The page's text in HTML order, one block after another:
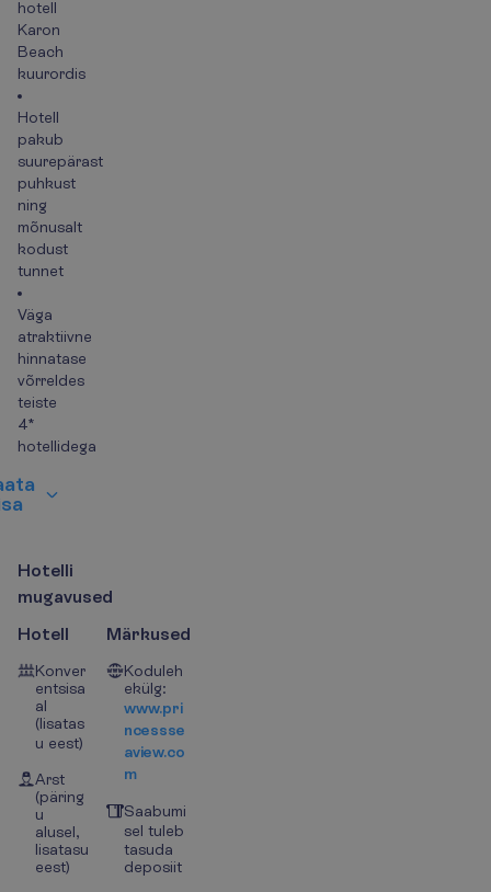
hotell
Karon
Beach
kuurordis
Hotell
pakub
suurepärast
puhkust
ning
mõnusalt
kodust
tunnet
Väga
atraktiivne
hinnatase
võrreldes
teiste
4*
hotellidega
ata
sa
Hotelli
mugavused
Hotell
Konver
entsisa
al
(lisatas
u eest)
Arst
(päring
u
alusel,
lisatasu
eest)
Märkused
Koduleh
ekülg:
www.pri
ncessse
aview.co
m
Saabumi
sel tuleb
tasuda
deposiit